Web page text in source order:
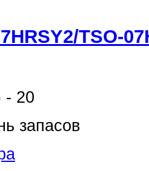
TSO-
- 20
запасов